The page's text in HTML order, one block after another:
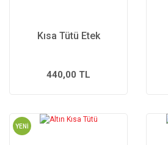
Kısa Tütü Etek
440,00 TL
YENİ